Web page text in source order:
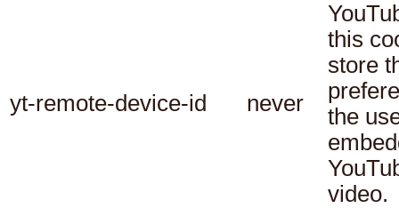
yt-remote-device-id never
this
store
the
video.